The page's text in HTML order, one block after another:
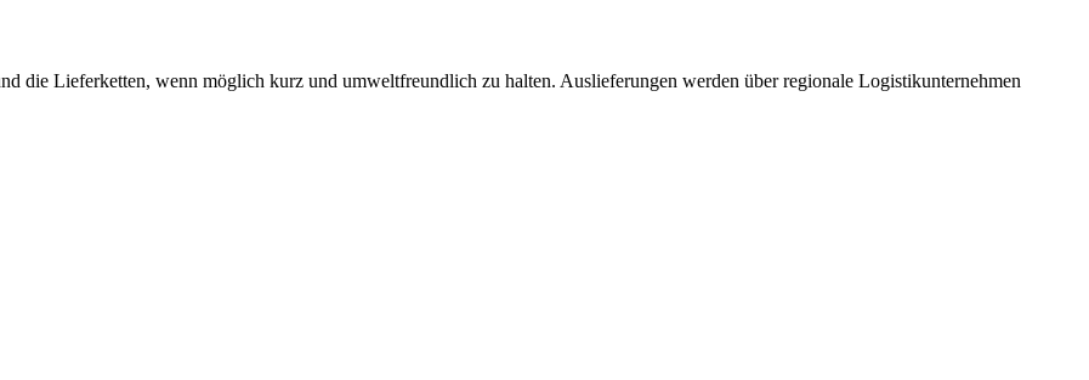
die Lieferketten, wenn möglich kurz und umweltfreundlich zu halten. Auslieferungen werden über regionale Logistikunternehmen